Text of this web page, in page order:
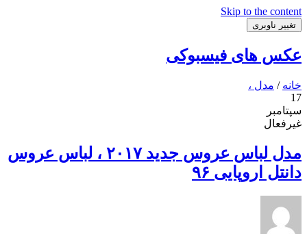
Skip to the content
تغییر ناوبری
عکس های فیسبوکی
خانه / مدل ،
17
سپتامبر
غیرفعال
مدل لباس عروس جدید ۲۰۱۷ ، لباس عروس
دانتل اروپایی ۹۶